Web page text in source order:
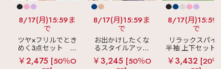
8/17(月)15:59ま
で
ツヤ×フリルでとき
めく3点セット
シ
ルキー ショートパ
ンツ 3点セット
￥2,475 [50％O
8/17(月)15:59ま
で
お出かけしたくな
るスタイルアップ
見え
ストライプ
フリル ロングパン
￥3,245 [50％O
8/17(月)15:59
で
リラックスパイ
半袖 上下セット
女兼用サイズ)
￥3,432 [20